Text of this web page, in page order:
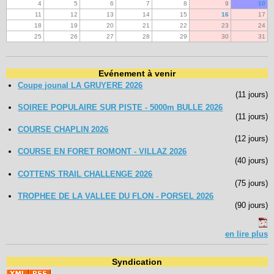
4
5 6 7 8 9
10
11
12 13 14 15 16
17
18
19 20 21 22 23
24
25
26 27 28 29 30 31
Evénement à venir
Coupe jounal LA GRUYERE 2026
(11 jours)
SOIREE POPULAIRE SUR PISTE - 5000m BULLE 2026
(11 jours)
COURSE CHAPLIN 2026
(12 jours)
COURSE EN FORET ROMONT - VILLAZ 2026
(40 jours)
COTTENS TRAIL CHALLENGE 2026
(75 jours)
TROPHEE DE LA VALLEE DU FLON - PORSEL 2026
(90 jours)
en lire plus
Syndication